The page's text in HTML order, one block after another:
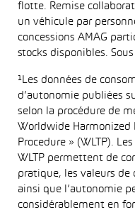
flotte. Remise
un véhicule par
concessions AMAG
stocks disponibles.
¹Les données de
d’autonomie publiées
selon la procédure de
Worldwide Harmonized
Procedure » (WLTP).
WLTP permettent de
pratique, les valeurs de
ainsi que l’autonomie
considérablement en